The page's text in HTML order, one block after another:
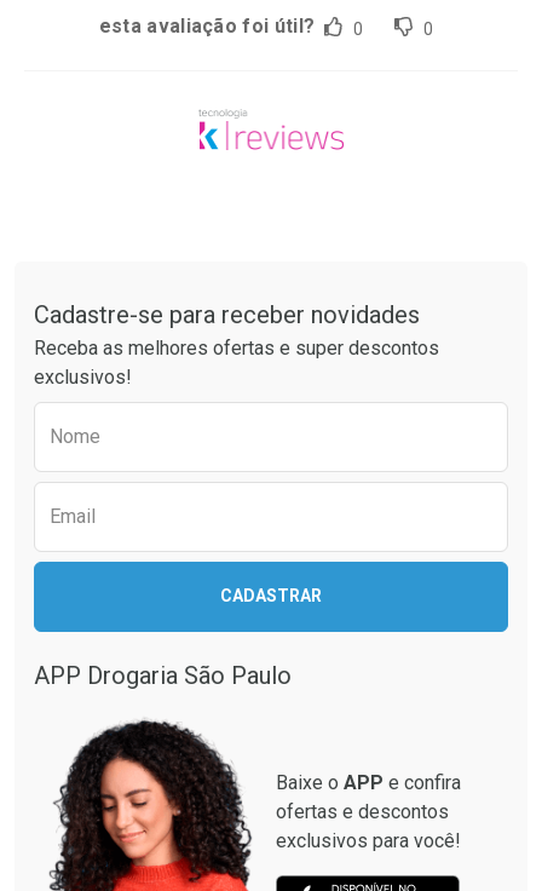
esta avaliação foi útil? 0 0
Cadastre-se para receber novidades
Receba as melhores ofertas e super descontos
exclusivos!
Nome
Email
CADASTRAR
APP Drogaria São Paulo
Baixe o APP e confira
ofertas e descontos
exclusivos para você!